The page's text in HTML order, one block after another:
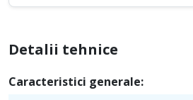
Detalii tehnice
Caracteristici generale: